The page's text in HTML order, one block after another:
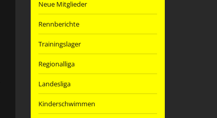
Neue Mitglieder
Rennberichte
Trainingslager
Regionalliga
Landesliga
Kinderschwimmen